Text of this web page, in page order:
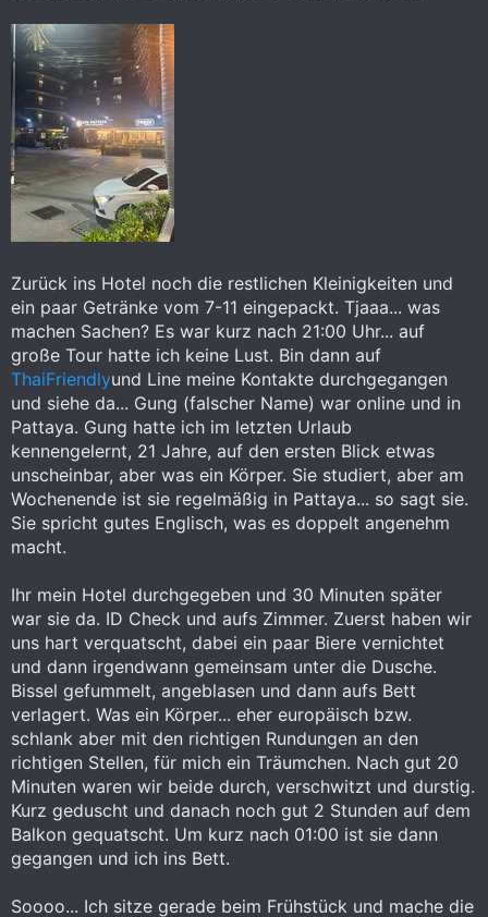
Zurück ins Hotel noch die restlichen Kleinigkeiten und
ein paar Getränke vom 7-11 eingepackt. Tjaaa... was
machen Sachen? Es war kurz nach 21:00 Uhr... auf
große Tour hatte ich keine Lust. Bin dann auf
ThaiFriendlyund Line meine Kontakte durchgegangen
und siehe da... Gung (falscher Name) war online und in
Pattaya. Gung hatte ich im letzten Urlaub
kennengelernt, 21 Jahre, auf den ersten Blick etwas
unscheinbar, aber was ein Körper. Sie studiert, aber am
Wochenende ist sie regelmäßig in Pattaya... so sagt sie.
Sie spricht gutes Englisch, was es doppelt angenehm
macht.
Ihr mein Hotel durchgegeben und 30 Minuten später
war sie da. ID Check und aufs Zimmer. Zuerst haben wir
uns hart verquatscht, dabei ein paar Biere vernichtet
und dann irgendwann gemeinsam unter die Dusche.
Bissel gefummelt, angeblasen und dann aufs Bett
verlagert. Was ein Körper... eher europäisch bzw.
schlank aber mit den richtigen Rundungen an den
richtigen Stellen, für mich ein Träumchen. Nach gut 20
Minuten waren wir beide durch, verschwitzt und durstig.
Kurz geduscht und danach noch gut 2 Stunden auf dem
Balkon gequatscht. Um kurz nach 01:00 ist sie dann
gegangen und ich ins Bett.
Soooo... Ich sitze gerade beim Frühstück und mache die